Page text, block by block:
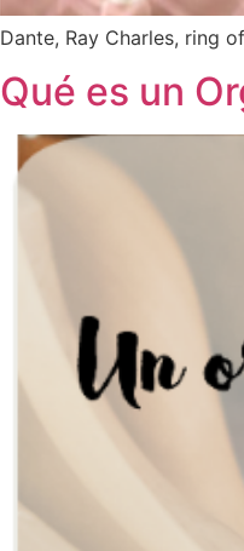
Dante, Ray Charles, ring
Qué es un